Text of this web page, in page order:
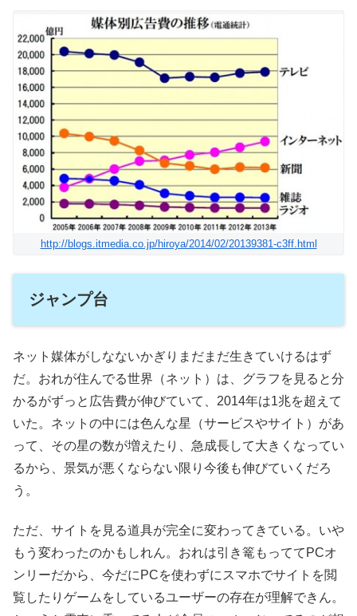
http://blogs.itmedia.co.jp/hiroya/2014/02/20139381-c3ff.html
ジャンプ台
ネット媒体がしなないかぎりまだまだ生きていけるはず
だ。おれが住んでる世界（ネット）は、グラフを見ると分
かるがずっと広告費が伸びていて、2014年は1兆を超えて
いた。ネットの中には色んな星（サービスやサイト）があ
って、その星の数が増えたり、急成長して大きくなってい
るから、景気が悪くならない限り今後も伸びていくだろ
う。
ただ、サイトを見る道具が完全に変わってきている。いや
もう変わったのかもしれん。おれは引き篭もっててPCオ
ンリーだから、今だにPCを使わずにスマホでサイトを閲
覧したりゲームをしているユーザーの存在が理解できん。